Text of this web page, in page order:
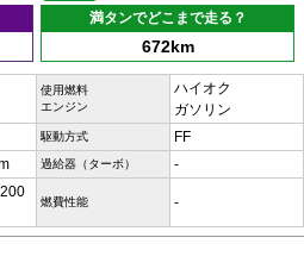
満タンでどこまで走る？
672km
使用燃料
エンジン
ハイオク
ガソリン
駆動方式 FF
過給器（ターボ） -
燃費性能 -